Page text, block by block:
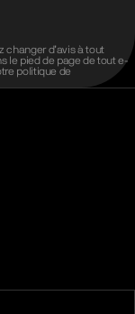
changer d’avis à tout
le pied de page de tout e-
politique de